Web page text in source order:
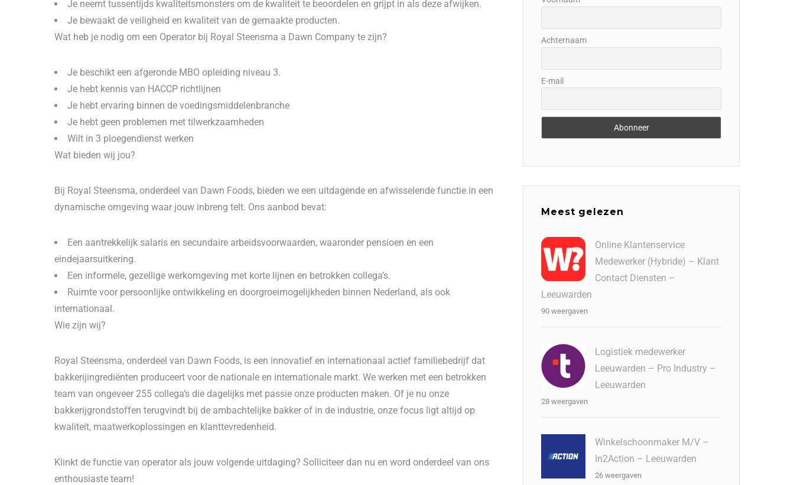
Je neemt tussentijds kwaliteitsmonsters om de kwaliteit te beoordelen en grijpt in als deze afwijken.
Je bewaakt de veiligheid en kwaliteit van de gemaakte producten.
Wat heb je nodig om een Operator bij Royal Steensma a Dawn Company te zijn?
Je beschikt een afgeronde MBO opleiding niveau 3.
Je hebt kennis van HACCP richtlijnen
Je hebt ervaring binnen de voedingsmiddelenbranche
Je hebt geen problemen met tilwerkzaamheden
Wilt in 3 ploegendienst werken
Wat bieden wij jou?
Bij Royal Steensma, onderdeel van Dawn Foods, bieden we een uitdagende en afwisselende functie in een
dynamische omgeving waar jouw inbreng telt. Ons aanbod bevat:
Een aantrekkelijk salaris en secundaire arbeidsvoorwaarden, waaronder pensioen en een
eindejaarsuitkering.
Een informele, gezellige werkomgeving met korte lijnen en betrokken collega’s.
Ruimte voor persoonlijke ontwikkeling en doorgroeimogelijkheden binnen Nederland, als ook
internationaal.
Wie zijn wij?
Royal Steensma, onderdeel van Dawn Foods, is een innovatief en internationaal actief familiebedrijf dat
bakkerijingrediënten produceert voor de nationale en internationale markt. We werken met een betrokken
team van ongeveer 255 collega’s die dagelijks met passie onze producten maken. Of je nu onze
bakkerijgrondstoffen terugvindt bij de ambachtelijke bakker of in de industrie, onze focus ligt altijd op
kwaliteit, maatwerkoplossingen en klanttevredenheid.
Klinkt de functie van operator als jouw volgende uitdaging? Solliciteer dan nu en word onderdeel van ons
enthousiaste team!
Achternaam
E-mail
Meest gelezen
Online Klantenservice
Medewerker (Hybride) – Klant
Contact Diensten –
Leeuwarden
90 weergaven
Logistiek medewerker
Leeuwarden – Pro Industry –
Leeuwarden
28 weergaven
Winkelschoonmaker M/V –
In2Action – Leeuwarden
26 weergaven